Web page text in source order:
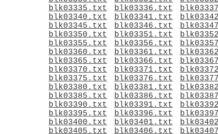
blk03335.txt
blk03336.txt
blk03340.txt
blk03341.txt
blk03345.txt
blk03346.txt
blk03350.txt
blk03351.txt
blk03355.txt
blk03356.txt
blk03360.txt
blk03361.txt
blk03365.txt
blk03366.txt
blk03370.txt
blk03371.txt
blk03375.txt
blk03376.txt
blk03380.txt
blk03381.txt
blk03385.txt
blk03386.txt
blk03390.txt
blk03391.txt
blk03395.txt
blk03396.txt
blk03400.txt
blk03401.txt
blk03405.txt
blk03406.txt